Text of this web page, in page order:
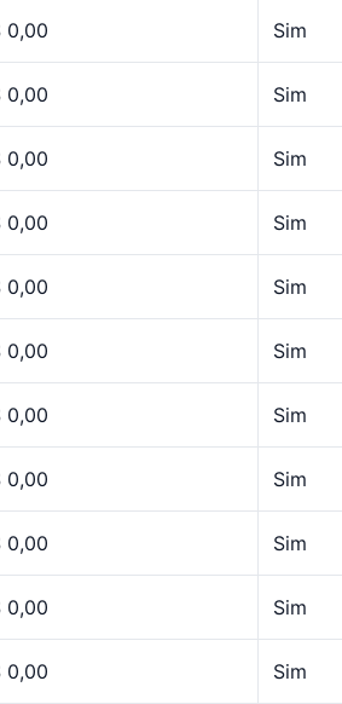
0,00 Sim
0,00 Sim
0,00 Sim
0,00 Sim
0,00 Sim
0,00 Sim
0,00 Sim
0,00 Sim
0,00 Sim
0,00 Sim
0,00 Sim